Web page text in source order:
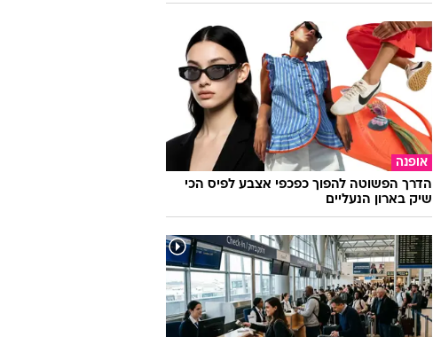
אופנה
הדרך הפשוטה להפוך כפכפי אצבע לפיס הכי
שיק בארון הנעליים